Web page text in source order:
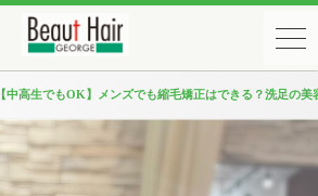
【中高生でもOK】メンズでも縮毛矯正はできる？洗足の美